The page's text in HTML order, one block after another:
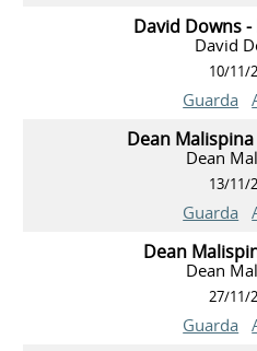
David Downs -
David
10/11/
Guarda
Dean
Dean
13/11/
Guarda
Dean
Dean
27/11/
Guarda